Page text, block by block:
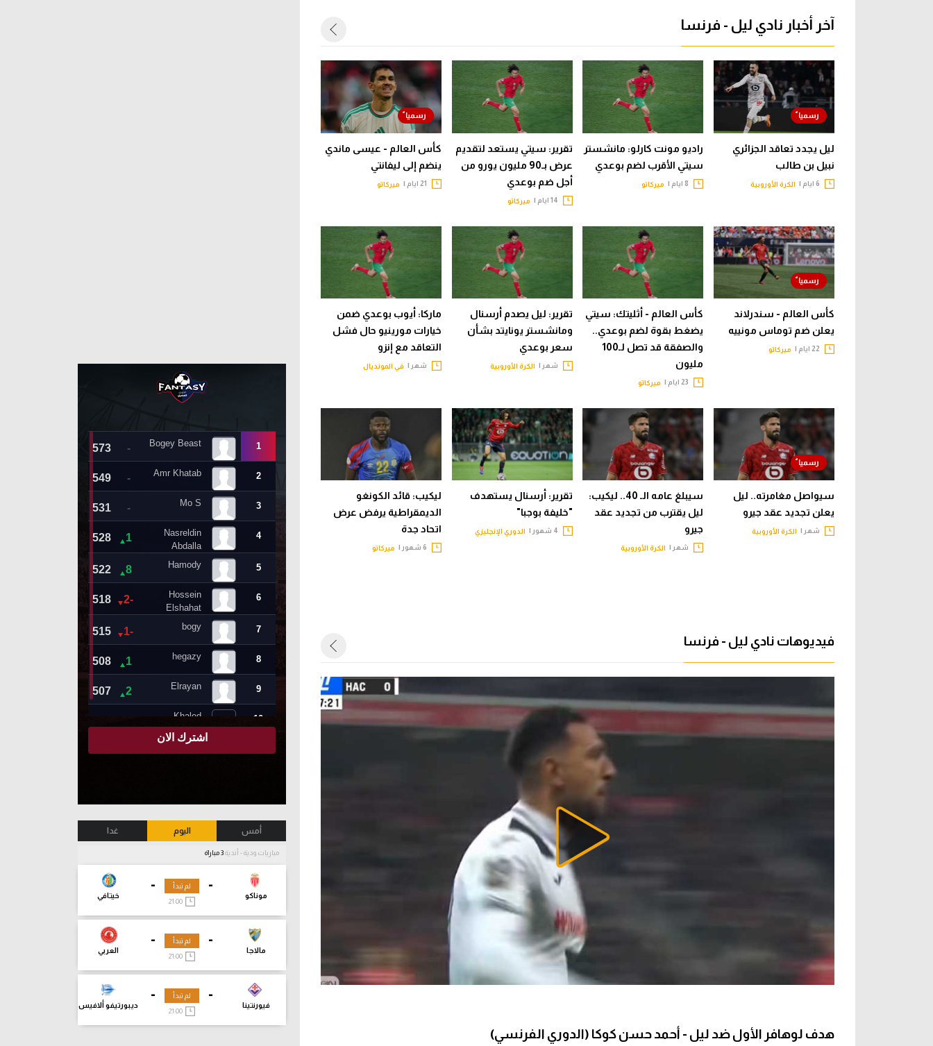
ركن الألعاب
آخر أخبار نادي ليل - فرنسا
ليل يجدد تعاقد الجزائري
نبيل بن طالب
الكرة الأوروبية
راديو مونت كارلو: مانشستر
سيتي الأقرب لضم بوعدي
ميركاتو
تقرير: سيتي يستعد لتقديم
عرض بـ90 مليون يورو من
أجل ضم بوعدي
ميركاتو
كأس العالم - عيسى ماندي
ينضم إلى ليفانتي
ميركاتو
كأس العالم - سندرلاند
يعلن ضم توماس مونييه
ميركاتو
كأس العالم - أثليتك: سيتي
يضغط بقوة لضم بوعدي..
والصفقة قد تصل لـ100
مليون
ميركاتو
تقرير: ليل يصدم أرسنال
ومانشستر يونايتد بشأن
سعر بوعدي
شهر | الكرة الأوروبية
ماركا: أيوب بوعدي ضمن
خيارات مورينيو حال فشل
التعاقد مع إنزو
شهر | في المونديال
سيواصل مغامرته.. ليل
يعلن تجديد عقد جيرو
شهر | الكرة الأوروبية
سيبلغ عامه الـ 40.. ليكيب:
ليل يقترب من تجديد عقد
جيرو
شهر | الكرة الأوروبية
تقرير: أرسنال يستهدف
"خليفة بوجبا"
الدوري الإنجليزي
ليكيب: قائد الكونغو
الديمقراطية يرفض عرض
اتحاد جدة
ميركاتو
فيديوهات نادي ليل - فرنسا
هدف لوهافر الأول ضد ليل - أحمد حسن كوكا (الدوري الفرنسي)
أمس اليوم غدا
مباريات ودية - أندية
-
موناكو
-
خيتافي
لم تبدأ
-
مالاجا
-
العربي
لم تبدأ
-
فيورنتينا
-
ديبورتيفو ألافيس
لم تبدأ